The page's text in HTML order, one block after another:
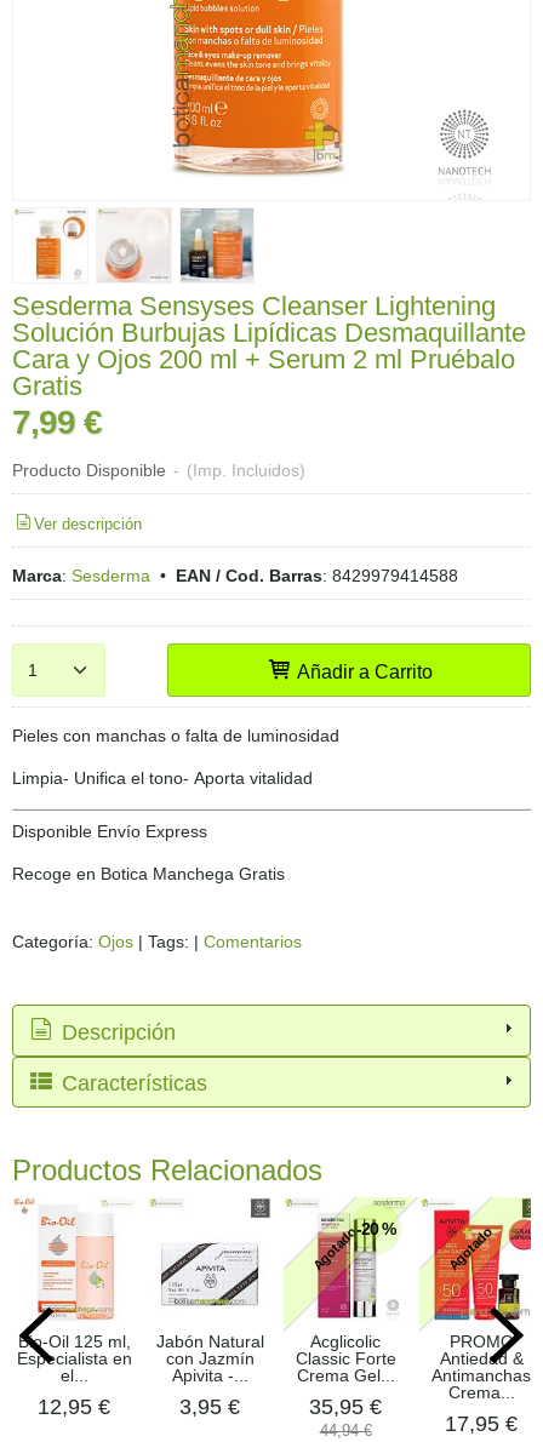
Sesderma Sensyses Cleanser Lightening
Solución Burbujas Lipídicas Desmaquillante
Cara y Ojos 200 ml + Serum 2 ml Pruébalo
Gratis
7,99 €
Producto Disponible - (Imp. Incluidos)
Ver descripción
Marca: Sesderma • EAN / Cod. Barras: 8429979414588
Añadir a Carrito
Pieles con manchas o falta de luminosidad
Limpia- Unifica el tono- Aporta vitalidad
Disponible Envío Express
Recoge en Botica Manchega Gratis
Categoría: Ojos | Tags: | Comentarios
Descripción
Características
Productos Relacionados
Bio-Oil 125 ml,
Especialista en
el...
12,95 €
Jabón Natural
con Jazmín
Apivita -...
3,95 €
Agotado-20 %
Acglicolic
Classic Forte
Crema Gel...
35,95 €
44,94 €
Agotado
PROMO
Antiedad &
Antimanchas
Crema...
17,95 €